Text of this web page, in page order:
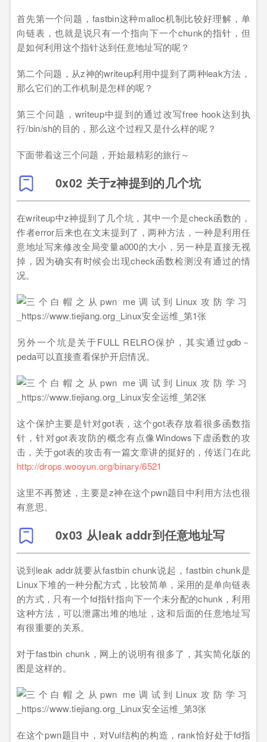
首先第一个问题，fastbin这种malloc机制比较好理解，单
向链表，也就是说只有一个指向下一个chunk的指针，但
是如何利用这个指针达到任意地址写的呢？
第二个问题，从z神的writeup利用中提到了两种leak方法，
那么它们的工作机制是怎样的呢？
第三个问题，writeup中提到的通过改写free hook达到执
行/bin/sh的目的，那么这个过程又是什么样的呢？
下面带着这三个问题，开始最精彩的旅行～
0x02 关于z神提到的几个坑
在writeup中z神提到了几个坑，其中一个是check函数的，
作者error后来也在文末提到了，两种方法，一种是利用任
意地址写来修改全局变量a000的大小，另一种是直接无视
掉，因为确实有时候会出现check函数检测没有通过的情
况。
另外一个坑是关于FULL RELRO保护，其实通过gdb－
peda可以直接查看保护开启情况。
这个保护主要是针对got表，这个got表存放着很多函数指
针，针对got表攻防的概念有点像Windows下虚函数的攻
击，关于got表的攻击有一篇文章讲的挺好的，传送门在此
http://drops.wooyun.org/binary/6521
这里不再赘述，主要是z神在这个pwn题目中利用方法也很
有意思。
0x03 从leak addr到任意地址写
说到leak addr就要从fastbin chunk说起，fastbin chunk是
Linux下堆的一种分配方式，比较简单，采用的是单向链表
的方式，只有一个fd指针指向下一个未分配的chunk，利用
这种方法，可以泄露出堆的地址，这和后面的任意地址写
有很重要的关系。
对于fastbin chunk，网上的说明有很多了，其实简化版的
图是这样的。
在这个pwn题目中，对Vul结构的构造，rank恰好处于fd指